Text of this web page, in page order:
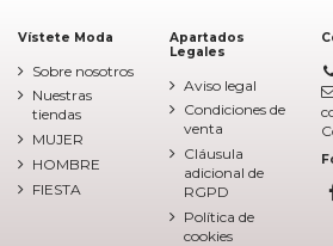
Vístete Moda
Sobre nosotros
Nuestras
tiendas
MUJER
HOMBRE
FIESTA
Apartados
Legales
Aviso legal
Condiciones de
venta
Cláusula
adicional de
RGPD
Política de
cookies